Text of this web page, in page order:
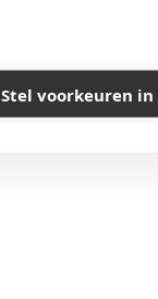
Stel voorkeuren in